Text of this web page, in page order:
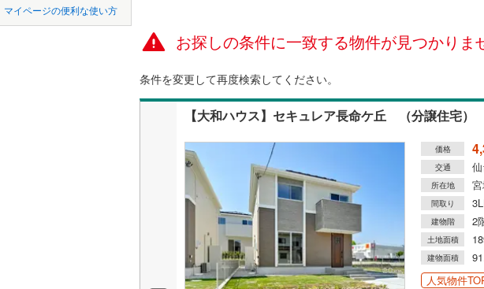
マイページの便利な使い方
お探しの条件に一致する物件が見つかりま
条件を変更して再度検索してください。
【大和ハウス】セキュレア長命ケ丘 （分譲住宅）
価格
交通
所在地
間取り
建物階 2
土地面積
建物面積
人気物件
四国 徳島 香川 愛媛
九州・沖縄 福岡
該当物件 件 この条
柴田郡川崎町 (
宮城郡利府町
黒川郡大衡村(0
本吉郡南三陸町
該当物件 件 この条
該当物件 件
該当物件 件 この条
該当物件 件
（0 ）
構造・規模・施工・品質・工法関連
耐震、免震、制震構造
（0）
長期優良住宅
立地
最寄りの駅が始発駅 （0）
該当物件 件